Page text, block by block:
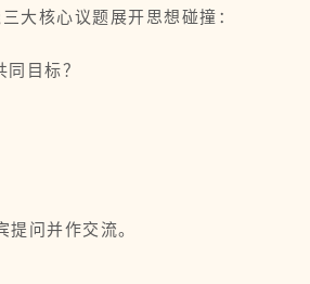
核心议题展开思想碰撞：
目标？
问并作交流。